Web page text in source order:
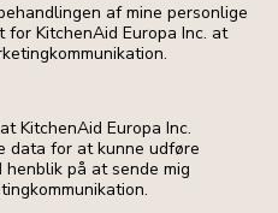
af mine personlige
KitchenAid Europa Inc. at
KitchenAid Europa Inc.
data for at kunne udføre
på at sende mig